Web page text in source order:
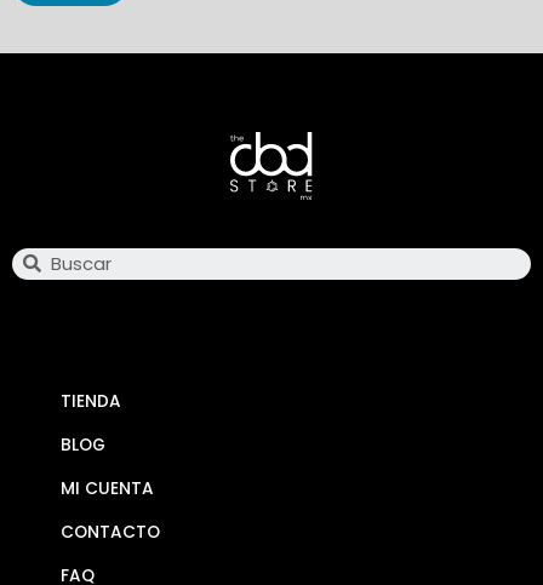
TIENDA
BLOG
MI CUENTA
CONTACTO
FAQ